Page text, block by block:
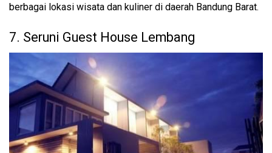
berbagai lokasi wisata dan kuliner di daerah Bandung Barat.
7. Seruni Guest House Lembang